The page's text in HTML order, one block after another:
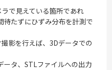
で見えている箇所であれ
待たずにひずみ分布を計測で
影を行えば、3Dデータでの
ータ、STLファイルへの出力